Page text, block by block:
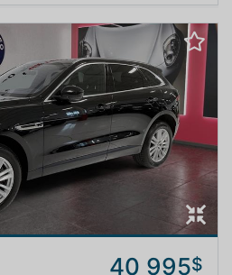
40 995$